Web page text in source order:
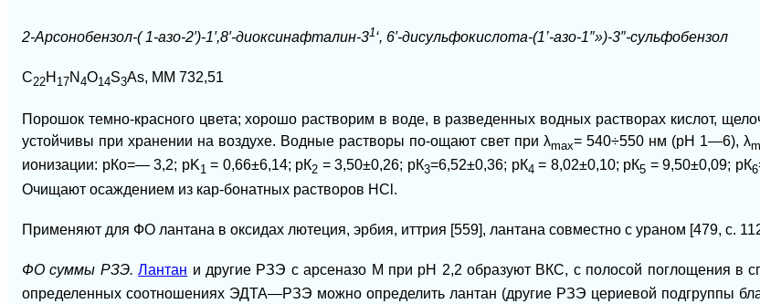
2-Арсонобензол-( 1-азо-2′)-1′,8′-диоксинафталин-31‘, 6′-дисульфокислота-(1’-азо-1″»)-3″-сульфобензол
C22H 17N 4O14S3As, ММ 732,51
Порошок темно-красного цвета; хорошо растворим в воде, в разведенных водных растворах кислот,
устойчивы при хранении на воздухе. Водные растворы по-ощают свет при λmах= 540÷550 нм (рН 1—6), λ
ионизации: рКо=— 3,2; pK1 = 0,66±6,14; рК2 = 3,50±0,26; рК3=6,52±0,36; рК4 = 8,02±0,10; рК5 = 9,50±0,09; pК6
Очищают осаждением из кар-бонатных растворов НСl.
Применяют для ФО лантана в оксидах лютеция, эрбия, иттрия [559], лантана совместно с ураном [479, с.
ФО суммы РЗЭ.Лантан и другие РЗЭ с арсеназо М при рН 2,2 образуют ВКС, с полосой поглощения в
определенных соотношениях ЭДТА—РЗЭ можно определить лантан (другие РЗЭ цериевой подгруппы